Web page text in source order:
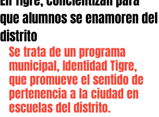
que alumnos se enamoren del
distrito
Se trata de un programa
municipal, Identidad Tigre,
que promueve el sentido de
pertenencia a la ciudad en
escuelas del distrito.